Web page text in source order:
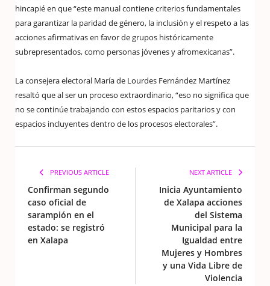
hincapié en que “este manual contiene criterios fundamentales
para garantizar la paridad de género, la inclusión y el respeto a las
acciones afirmativas en favor de grupos históricamente
subrepresentados, como personas jóvenes y afromexicanas”.
La consejera electoral María de Lourdes Fernández Martínez
resaltó que al ser un proceso extraordinario, “eso no significa que
no se continúe trabajando con estos espacios paritarios y con
espacios incluyentes dentro de los procesos electorales”.
PREVIOUS ARTICLE
Confirman segundo
caso oficial de
sarampión en el
estado: se registró
en Xalapa
NEXT ARTICLE
Inicia Ayuntamiento
de Xalapa acciones
del Sistema
Municipal para la
Igualdad entre
Mujeres y Hombres
y una Vida Libre de
Violencia